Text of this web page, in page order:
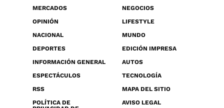
MERCADOS
NEGOCIOS
OPINIÓN
LIFESTYLE
NACIONAL
MUNDO
DEPORTES
EDICIÓN IMPRESA
INFORMACIÓN GENERAL
AUTOS
ESPECTÁCULOS
TECNOLOGÍA
RSS
MAPA DEL SITIO
POLÍTICA DE
AVISO LEGAL